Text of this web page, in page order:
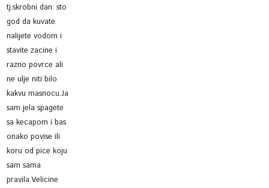
tj.skrobni dan: sto
god da kuvate
nalijete vodom i
stavite zacine i
razno povrce ali
ne ulje niti bilo
kakvu masnocu.Ja
sam jela spagete
sa kecapom i bas
onako povise ili
koru od pice koju
sam sama
pravila.Velicine